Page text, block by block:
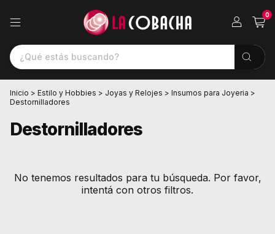
0
Inicio > Estilo y Hobbies > Joyas y Relojes > Insumos para Joyeria >
Destornilladores
Destornilladores
No tenemos resultados para tu búsqueda. Por favor,
intentá con otros filtros.